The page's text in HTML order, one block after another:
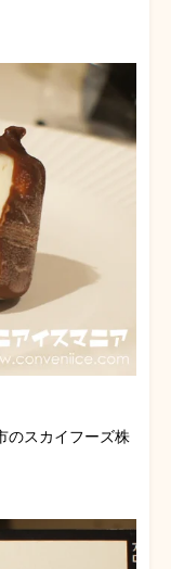
のスカイフーズ株